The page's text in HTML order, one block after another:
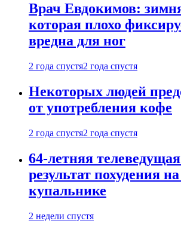
Врач Евдокимов:
которая плохо
вредна для ног
2 года спустя2 года спустя
Некоторых людей
от употребления кофе
2 года спустя2 года спустя
64-летняя
результат похудения
купальнике
2 недели спустя